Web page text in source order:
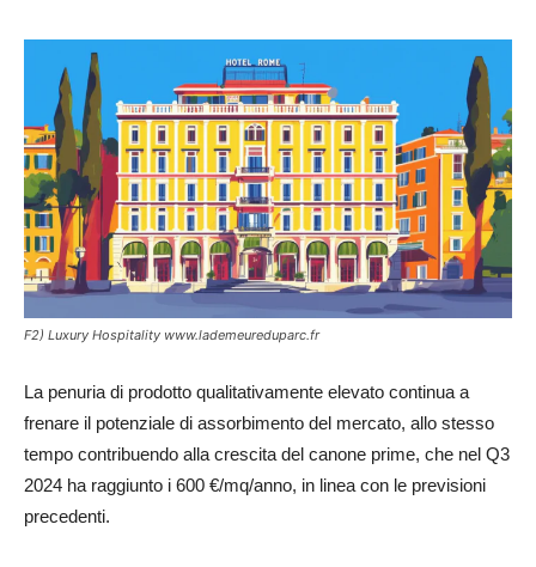
F2) Luxury Hospitality www.lademeureduparc.fr
La penuria di prodotto qualitativamente elevato continua a
frenare il potenziale di assorbimento del mercato, allo stesso
tempo contribuendo alla crescita del canone prime, che nel Q3
2024 ha raggiunto i 600 €/mq/anno, in linea con le previsioni
precedenti.